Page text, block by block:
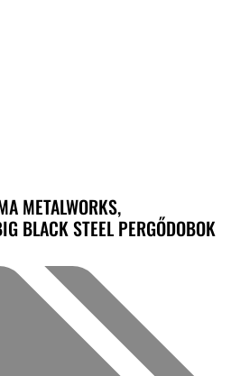
METALWORKS,
BLACK STEEL PERGŐDOBOK